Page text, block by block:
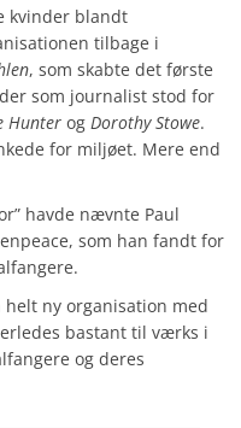
kvinder blandt
tilbage i
, som skabte det første
som journalist stod for
Hunter og Dorothy Stowe.
for miljøet. Mere end
havde nævnte Paul
som han fandt for
ny organisation med
bastant til værks i
og deres